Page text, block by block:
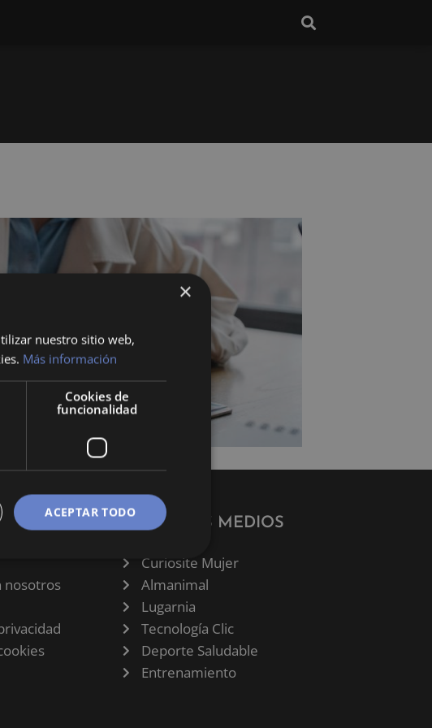
nosotros
NUESTROS MEDIOS
Curiosite Mujer
Almanimal
Lugarnia
Tecnología Clic
Deporte Saludable
Entrenamiento
×
nuestro sitio web,
Más información
Cookies de
funcionalidad
ACEPTAR TODO